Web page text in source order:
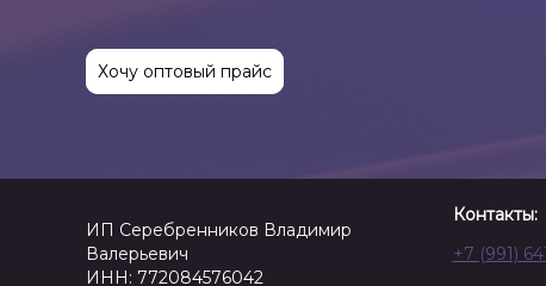
Хочу оптовый прайс
ИП Серебренников Владимир
Валерьевич
ИНН: 772084576042
Контакты:
+7 (991)